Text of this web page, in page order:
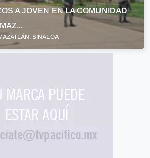
A JOVEN EN LA COMUNIDAD
SINALOA